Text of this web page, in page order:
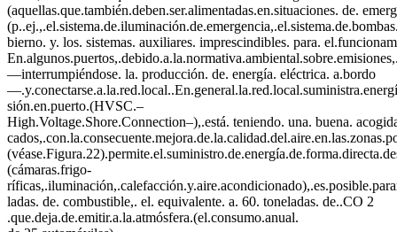
(aquellas.que.también.deben.ser.alimentadas.en.situaciones. de.
bierno. y. los. sistemas. auxiliares. imprescindibles. para.
—interrumpiéndose. la. producción. de. energía. eléctrica. a.bordo
sión.en.puerto.(HVSC.–
High.Voltage.Shore.Connection–),.está. teniendo. una. buena.
(cámaras.frigo-
ladas. de. combustible,. el. equivalente. a. 60. toneladas. de..CO 2
.que.deja.de.emitir.a.la.atmósfera.(el.consumo.anual.